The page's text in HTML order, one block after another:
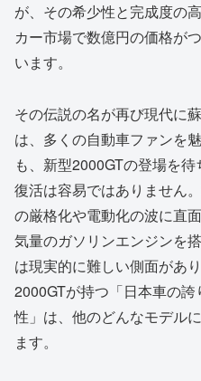
が、その希少性と完成度の
カー市場で数億円の価格が
います。
その伝説の名が再び現代に
は、多くの自動車ファンを
も、新型2000GTの登場を待
復活は容易ではありません
の厳格化や電動化の波に直
気量のガソリンエンジンを
は現実的に難しい側面があ
2000GTが持つ「日本車の
性」は、他のどんなモデル
ます。